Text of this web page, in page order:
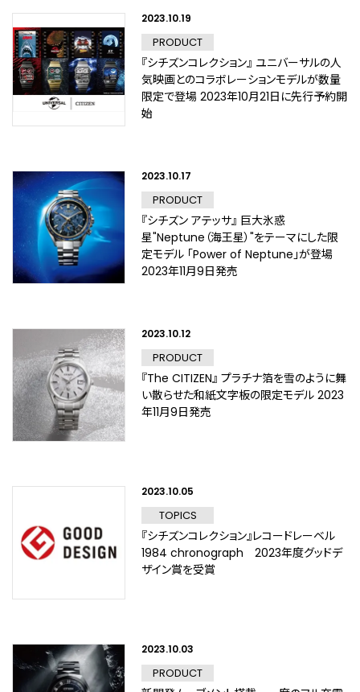
2023.10.19
PRODUCT
『シチズンコレクション』 ユニバーサルの人
気映画とのコラボレーションモデルが数量
限定で登場 2023年10月21日に先行予約開
始
2023.10.17
PRODUCT
『シチズン アテッサ』 巨大氷惑
星"Neptune（海王星）"をテーマにした限
定モデル 「Power of Neptune」が登場
2023年11月9日発売
2023.10.12
PRODUCT
『The CITIZEN』 プラチナ箔を雪のように舞
い散らせた和紙文字板の限定モデル 2023
年11月9日発売
2023.10.05
TOPICS
『シチズンコレクション』レコードレーベル
1984 chronograph 2023年度グッドデ
ザイン賞を受賞
2023.10.03
PRODUCT